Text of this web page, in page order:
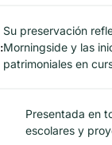
Su preservación
Morningside y las
patrimoniales en
Presentada en
escolares y